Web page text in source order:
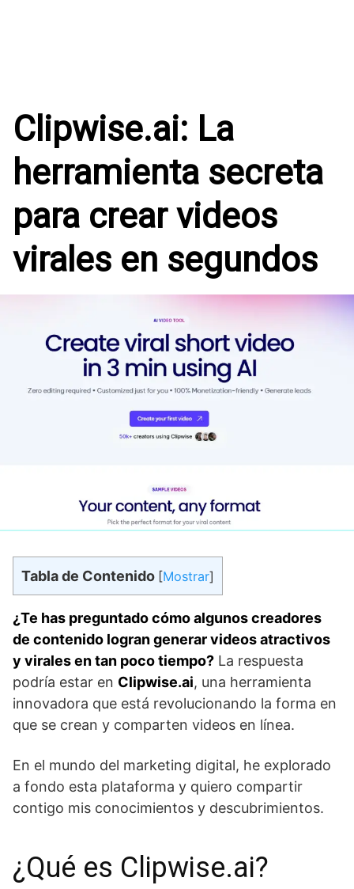
Clipwise.ai: La
herramienta secreta
para crear videos
virales en segundos
Tabla de Contenido [Mostrar]
¿Te has preguntado cómo algunos creadores
de contenido logran generar videos atractivos
y virales en tan poco tiempo? La respuesta
podría estar en Clipwise.ai, una herramienta
innovadora que está revolucionando la forma en
que se crean y comparten videos en línea.
En el mundo del marketing digital, he explorado
a fondo esta plataforma y quiero compartir
contigo mis conocimientos y descubrimientos.
¿Qué es Clipwise.ai?